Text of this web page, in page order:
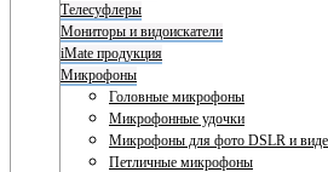
Телесуфлеры
Мониторы и видоискатели
iMate продукция
Микрофоны
Головные микрофоны
Микрофонные удочки
Микрофоны для фото DSLR и
Петличные микрофоны